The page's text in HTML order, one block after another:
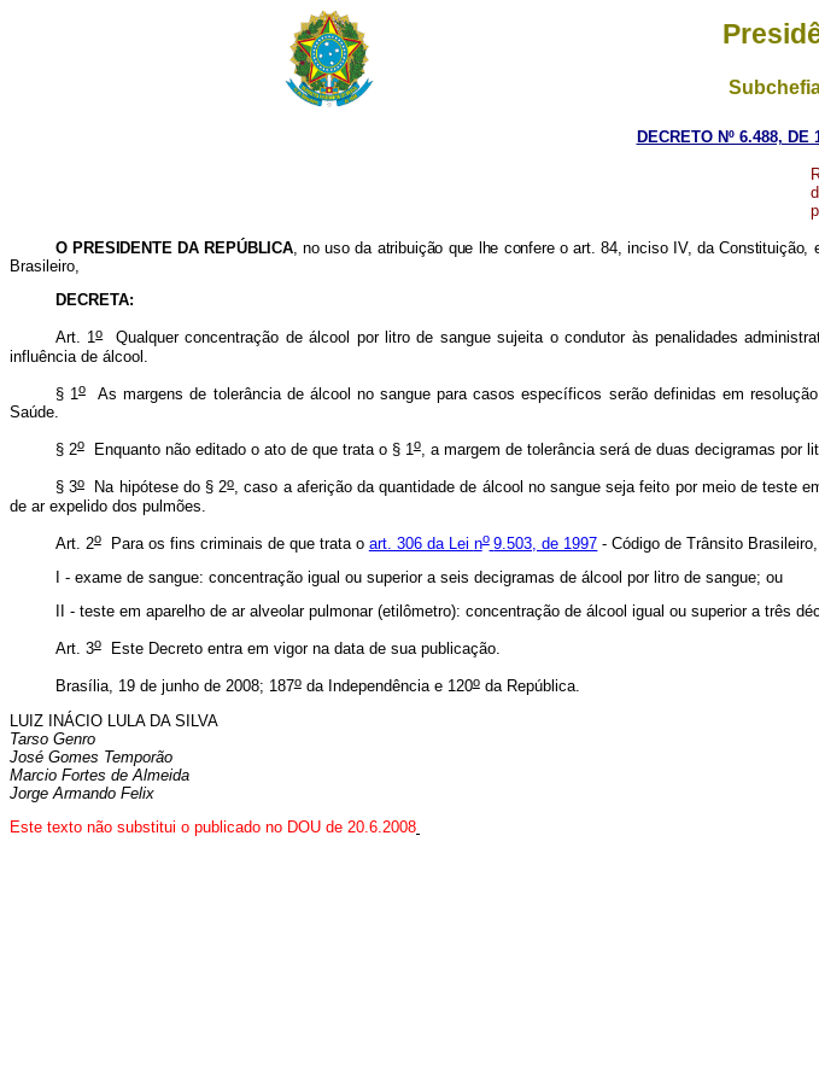
DECRETO Nº 6.488, DE
O PRESIDENTE DA REPÚBLICA, no uso da atribuição que lhe confere o art. 84, inciso IV, da
Brasileiro,
DECRETA:
Art. 1oQualquer concentração de álcool por litro de sangue sujeita o condutor às penalidades
influência de álcool.
§ 1 oAs margens de tolerância de álcool no sangue para casos específicos serão definidas em
Saúde.
§ 2oEnquanto não editado o ato de que trata o § 1o, a margem de tolerância será de duas decigramas por
§ 3oNa hipótese do § 2o, caso a aferição da quantidade de álcool no sangue seja feito por meio de teste
de ar expelido dos pulmões.
Art. 2oPara os fins criminais de que trata o art. 306 da Lei no 9.503, de 1997 - Código de Trânsito
I - exame de sangue: concentração igual ou superior a seis decigramas de álcool por litro de sangue; ou
II - teste em aparelho de ar alveolar pulmonar (etilômetro): concentração de álcool igual ou superior a três
Art. 3oEste Decreto entra em vigor na data de sua publicação.
Brasília, 19 de junho de 2008; 187oda Independência e 120oda República.
LUIZ INÁCIO LULA DA SILVA
Tarso Genro
José Gomes Temporão
Marcio Fortes de Almeida
Jorge Armando Felix
Este texto não substitui o publicado no DOU de 20.6.2008